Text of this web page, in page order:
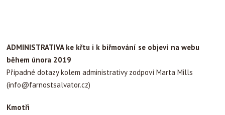
ADMINISTRATIVA ke křtu i k biřmování se objeví na webu
během února 2019
Případné dotazy kolem administrativy zodpoví Marta Mills
(info@farnostsalvator.cz)
Kmotři